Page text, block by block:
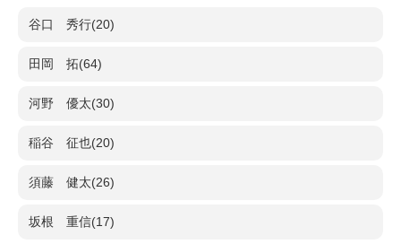
谷口 秀行(20)
田岡 拓(64)
河野 優太(30)
稲谷 征也(20)
須藤 健太(26)
坂根 重信(17)